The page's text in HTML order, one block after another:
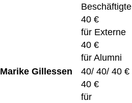
Beschäftigte
40 €
für Externe
40 €
für Alumni
Marike Gillessen
40/ 40/ 40 €
40 €
für